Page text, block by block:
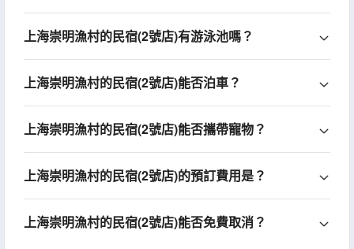
上海崇明漁村的民宿(2號店)有游泳池嗎？
上海崇明漁村的民宿(2號店)能否泊車？
上海崇明漁村的民宿(2號店)能否攜帶寵物？
上海崇明漁村的民宿(2號店)的預訂費用是？
上海崇明漁村的民宿(2號店)能否免費取消？